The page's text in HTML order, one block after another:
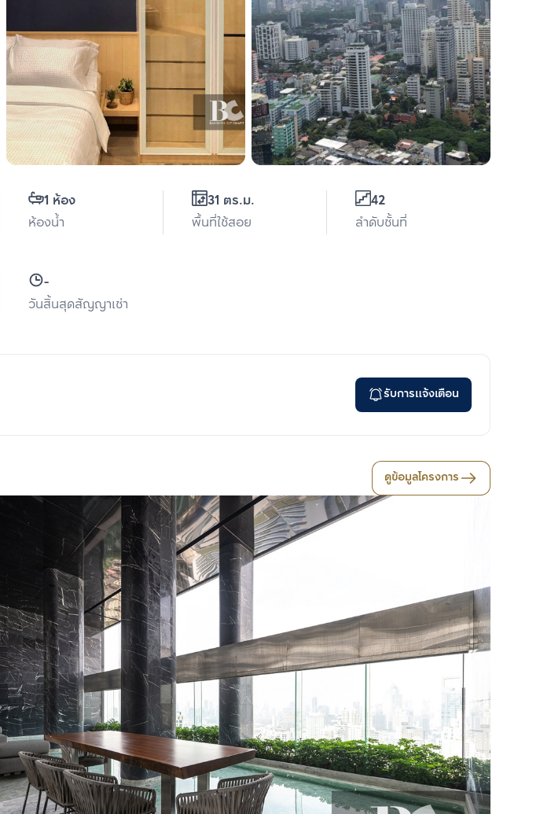
1 ห้อง
ห้องน้ำ
31 ตร.ม.
พื้นที่ใช้สอย
42
ลำดับชั้นที่
-
วันสิ้นสุดสัญญาเช่า
รับการแจ้งเตือน
ดูข้อมูลโครงการ